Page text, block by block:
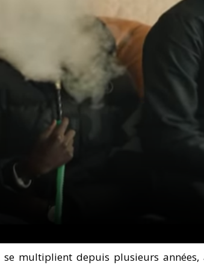
multiplient depuis plusieurs années,